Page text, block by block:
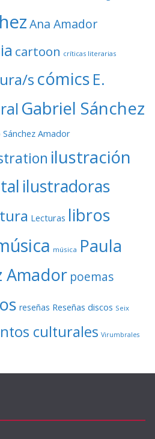
Ana Amador
cartoon críticas literarias
s cómics E.
Gabriel Sánchez
Sánchez Amador
ilustración
ilustradoras
Lecturas libros
música Paula
Amador poemas
reseñas Reseñas discos Seix
culturales Virumbrales